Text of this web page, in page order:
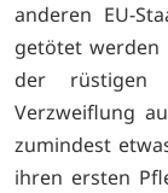
anderen EU-
getötet werden
der rüstigen
Verzweiflung
zumindest
ihren ersten